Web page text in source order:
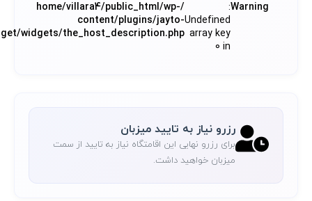
Warning
:
Undefined
array key
0 in
/home/villara4/public_html/wp-
content/plugins/jayto-
widgets/the_host_description.php
رزرو نیاز به تایید میزبان
برای رزرو نهایی این اقامتگاه نیاز به تایید از سمت
میزبان خواهید داشت.